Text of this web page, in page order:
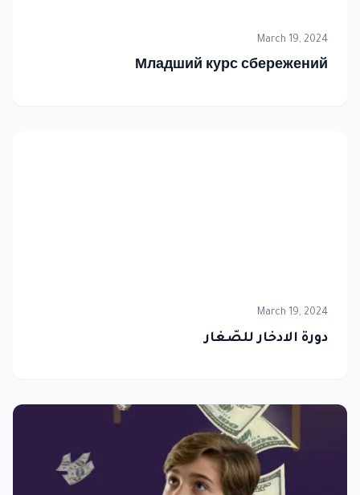
March 19, 2024
Младший курс сбережений
March 19, 2024
دورة الادخار للصّغار